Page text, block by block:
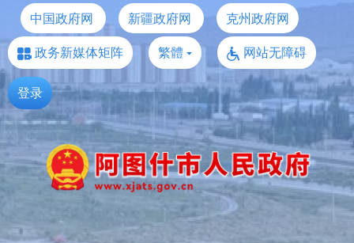
中国政府网 新疆政府网
克州政府网
政务新媒体矩阵
繁體 网站无障碍
登录